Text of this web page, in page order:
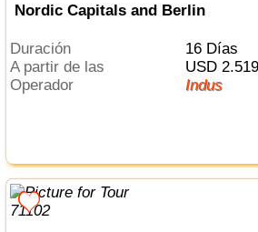
Nordic Capitals and Berlin
Duración
16 Días
a partir de las
USD 2.519
Operador
Indus